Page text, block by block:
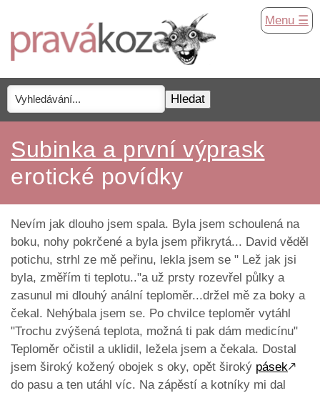
Menu ☰
Subinka a první výprask
erotické povídky
Nevím jak dlouho jsem spala. Byla jsem schoulená na
boku, nohy pokrčené a byla jsem přikrytá... David věděl
potichu, strhl ze mě peřinu, lekla jsem se " Lež jak jsi
byla, změřím ti teplotu.."a už prsty rozevřel půlky a
zasunul mi dlouhý anální teploměr...držel mě za boky a
čekal. Nehýbala jsem se. Po chvilce teploměr vytáhl
"Trochu zvýšená teplota, možná ti pak dám medicínu"
Teploměr očistil a uklidil, ležela jsem a čekala. Dostal
jsem široký kožený obojek s oky, opět široký pásek🡕
do pasu a ten utáhl víc. Na zápěstí a kotníky mi dal